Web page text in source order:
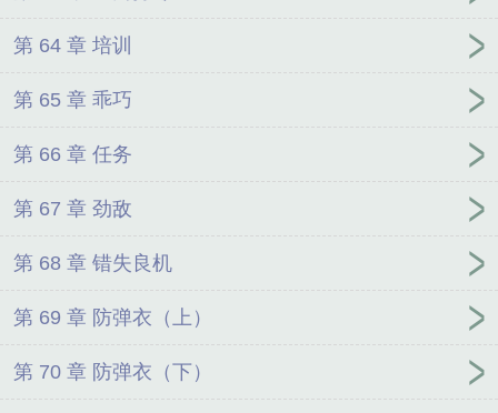
第 64 章 培训
第 65 章 乖巧
第 66 章 任务
第 67 章 劲敌
第 68 章 错失良机
第 69 章 防弹衣（上）
第 70 章 防弹衣（下）